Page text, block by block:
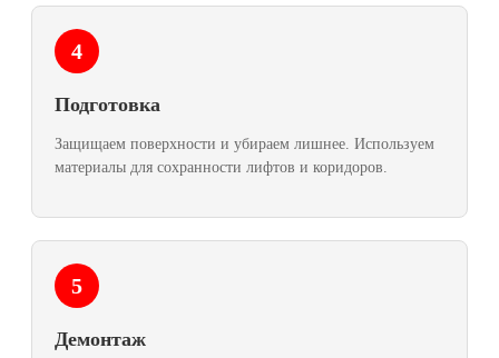
4
Подготовка
Защищаем поверхности и убираем лишнее. Используем
материалы для сохранности лифтов и коридоров.
5
Демонтаж